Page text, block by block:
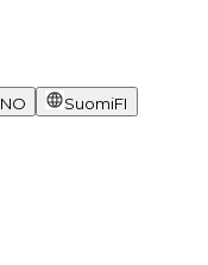
NO SuomiFI